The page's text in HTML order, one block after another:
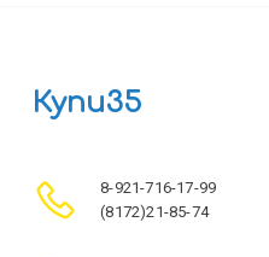
Купи35
8-921-716-17-99
(8172)21-85-74